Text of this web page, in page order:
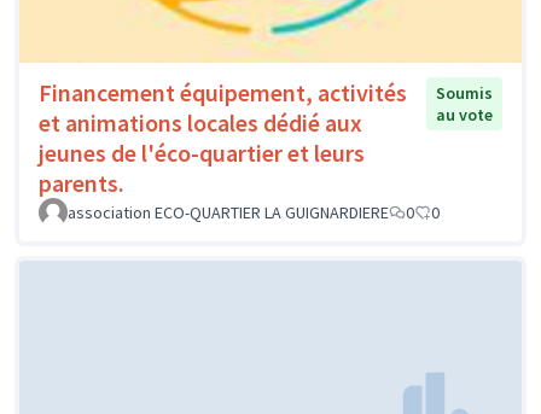
Financement équipement, activités
et animations locales dédié aux
jeunes de l'éco-quartier et leurs
parents.
Soumis
au vote
association ECO-QUARTIER LA GUIGNARDIERE 0 0